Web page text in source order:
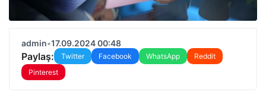
admin•17.09.2024 00:48
Paylaş: Twitter Facebook WhatsApp
Reddit
Pinterest